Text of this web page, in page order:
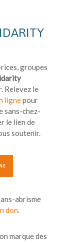
groupes
Relevez le
lignepour
sans-chez-
le lien de
soutenir.
abrisme
don.
marque des